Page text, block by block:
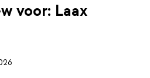
voor: Laax